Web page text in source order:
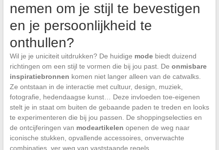
nemen om je stijl te bevestigen
en je persoonlijkheid te
onthullen?
Wil je je uniciteit uitdrukken? De huidige modebiedt duizend
richtingen om een stijl te vormen die bij jou past. De onmisbare
inspiratiebronnen komen niet langer alleen van de catwalks.
Ze ontstaan in de interactie met cultuur, design, muziek,
fotografie, hedendaagse kunst… Deze invloeden toe-eigenen
stelt je in staat om buiten de gebaande paden te treden en looks
te experimenteren die bij jou passen. De shoppingselecties en
de ontcijferingen van modeartikelen openen de weg naar
iconische stukken, opvallende accessoires, onverwachte
combinaties, ver weg van vaststaande regels.